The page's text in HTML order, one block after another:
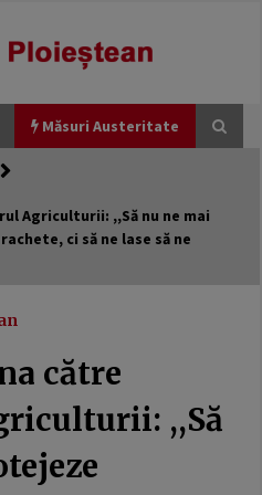
Măsuri Austeritate
sesizează CCR privind
externă, austeritate internă:
promisiuni globale și realități
Agriculturii: ,,Să nu ne mai
ci să ne lase să ne
către
,,Să